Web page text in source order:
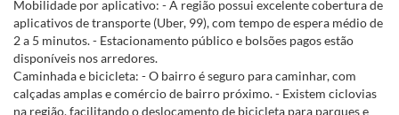
Mobilidade por aplicativo: - A região possui excelente cobertura de
aplicativos de transporte (Uber, 99), com tempo de espera médio de
2 a 5 minutos. - Estacionamento público e bolsões pagos estão
disponíveis nos arredores.
Caminhada e bicicleta: - O bairro é seguro para caminhar, com
calçadas amplas e comércio de bairro próximo. - Existem ciclovias
na região, facilitando o deslocamento de bicicleta para parques e